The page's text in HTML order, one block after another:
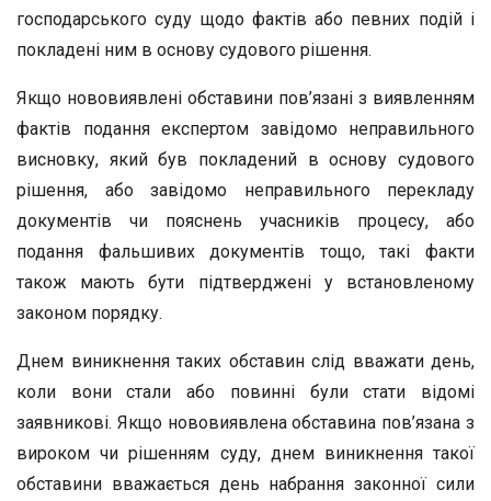
господарського суду щодо фактів або певних подій і
покладені ним в основу судового рішення.
Якщо нововиявлені обставини пов’язані з виявленням
фактів подання експертом завідомо неправильного
висновку, який був покладений в основу судового
рішення, або завідомо неправильного перекладу
документів чи пояснень учасників процесу, або
подання фальшивих документів тощо, такі факти
також мають бути підтверджені у встановленому
законом порядку.
Днем виникнення таких обставин слід вважати день,
коли вони стали або повинні були стати відомі
заявникові. Якщо нововиявлена обставина пов’язана з
вироком чи рішенням суду, днем виникнення такої
обставини вважається день набрання законної сили